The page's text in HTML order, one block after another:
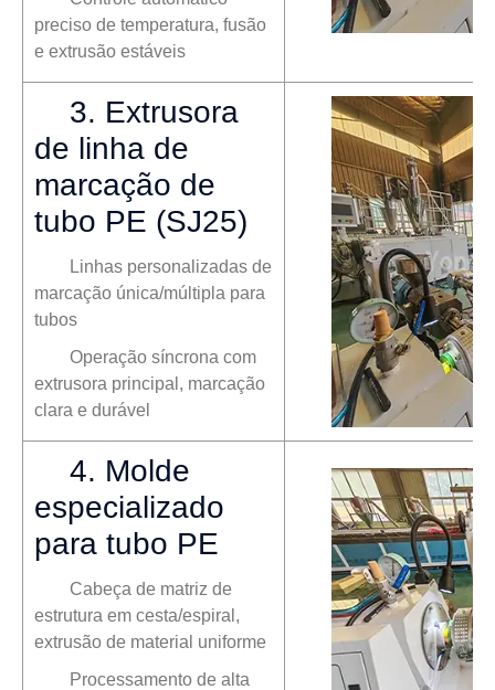
preciso de temperatura, fusão
e extrusão estáveis
3. Extrusora
de linha de
marcação de
tubo PE (SJ25)
Linhas personalizadas de
marcação única/múltipla para
tubos
Operação síncrona com
extrusora principal, marcação
clara e durável
4. Molde
especializado
para tubo PE
Cabeça de matriz de
estrutura em cesta/espiral,
extrusão de material uniforme
Processamento de alta